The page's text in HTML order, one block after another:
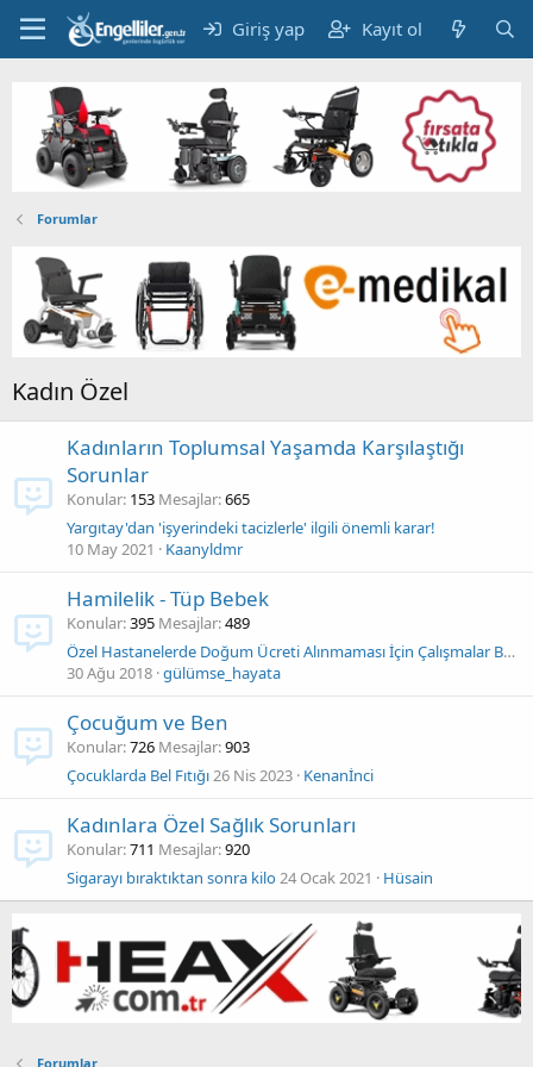
Giriş yap Kayıt ol
Forumlar
Kadın Özel
Kadınların Toplumsal Yaşamda Karşılaştığı
Sorunlar
Konular 153 Mesajlar 665
Yargıtay'dan 'işyerindeki tacizlerle' ilgili önemli karar!
10 May 2021
Kaanyldmr
Hamilelik - Tüp Bebek
Konular 395 Mesajlar 489
Özel Hastanelerde Doğum Ücreti Alınmaması İçin Çalışmalar Başladı
30 Ağu 2018 gülümse_hayata
Çocuğum ve Ben
Konular 726 Mesajlar 903
Çocuklarda Bel Fıtığı26 Nis 2023 Kenanİnci
Kadınlara Özel Sağlık Sorunları
Konular 711 Mesajlar 920
Sigarayı bıraktıktan sonra kilo24 Ocak 2021 Hüsain
Forumlar